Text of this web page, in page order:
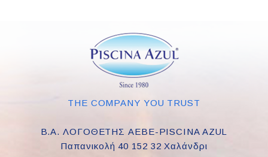
THE COMPANY YOU TRUST
Β.Α. ΛΟΓΟΘΕΤΗΣ ΑΕΒΕ-PISCINA AZUL
Παπανικολή 40 152 32 Χαλάνδρι